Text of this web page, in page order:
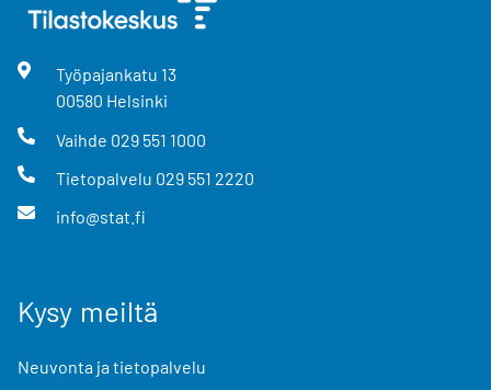
Työpajankatu 13
00580 Helsinki
Vaihde 029 551 1000
Tietopalvelu 029 551 2220
info@stat.fi
Kysy meiltä
Neuvonta ja tietopalvelu